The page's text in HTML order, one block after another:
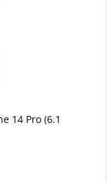
14 Pro (6.1